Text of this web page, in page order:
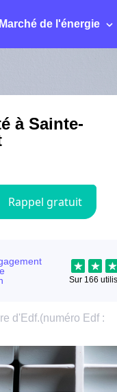
Marché de l'énergie